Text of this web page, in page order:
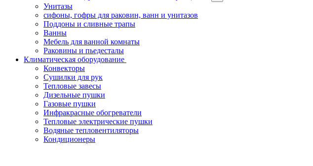
Унитазы
сифоны, гофры для раковин, ванн и унитазов
Поддоны и сливные трапы
Ванны
Мебель для ванной комнаты
Раковины и пьедесталы
Климатическая оборудование
Конвекторы
Сушилки для рук
Тепловые завесы
Дизельные пушки
Газовые пушки
Инфракрасные обогреватели
Тепловые электрические пушки
Водяные тепловентиляторы
Кондиционеры